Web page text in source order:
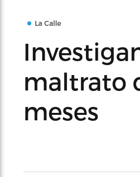
La Calle
maltrato
meses